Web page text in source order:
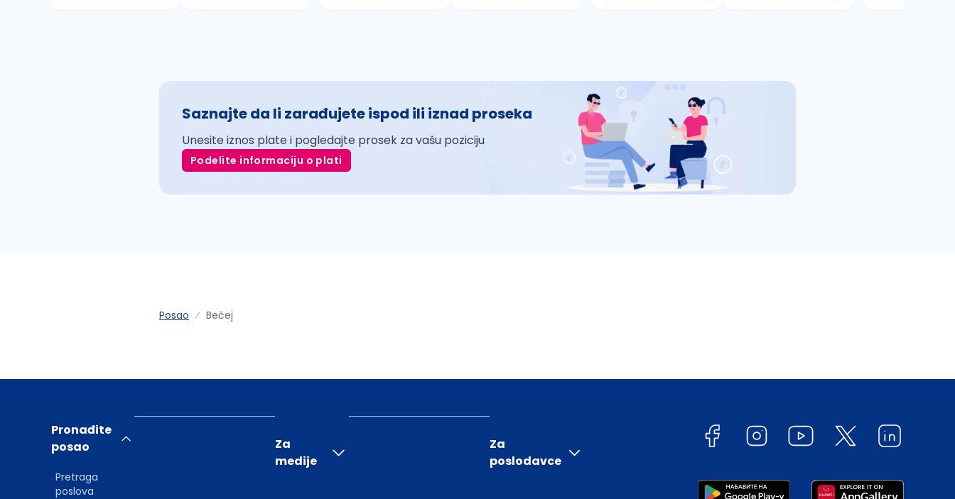
Saznajte da li zarađujete ispod ili iznad proseka
Unesite iznos plate i pogledajte prosek za vašu poziciju
Podelite informaciju o plati
Posao Bečej
Pronađite
posao
Pretraga
poslova
Za
medije
Za
poslodavce